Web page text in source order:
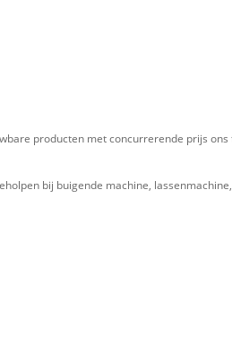
producten met concurrerende prijs
bij buigende machine,